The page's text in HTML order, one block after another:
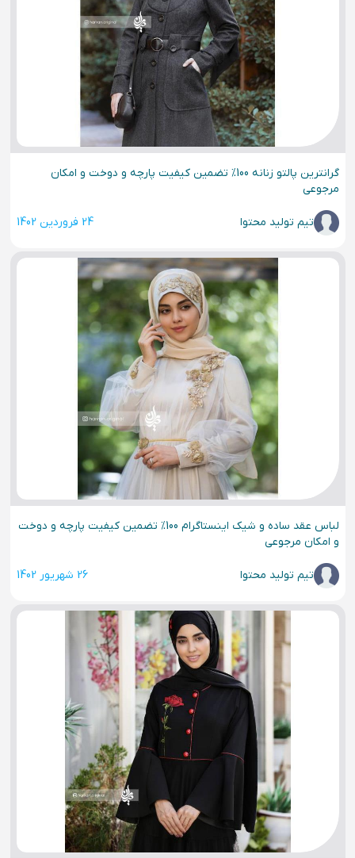
گرانترین پالتو زنانه 100% تضمین کیفیت پارچه و دوخت و امکان
مرجوعی
تیم تولید محتوا 24 فروردین 1402
لباس عقد ساده و شیک اینستاگرام 100% تضمین کیفیت پارچه و دوخت
و امکان مرجوعی
تیم تولید محتوا 26 شهریور 1402